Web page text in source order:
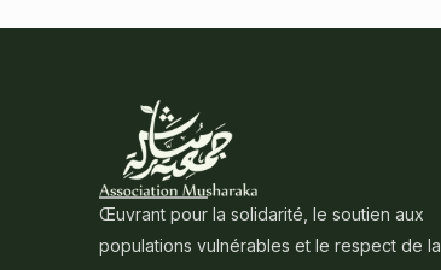
Œuvrant pour la solidarité, le soutien aux
populations vulnérables et le respect de la